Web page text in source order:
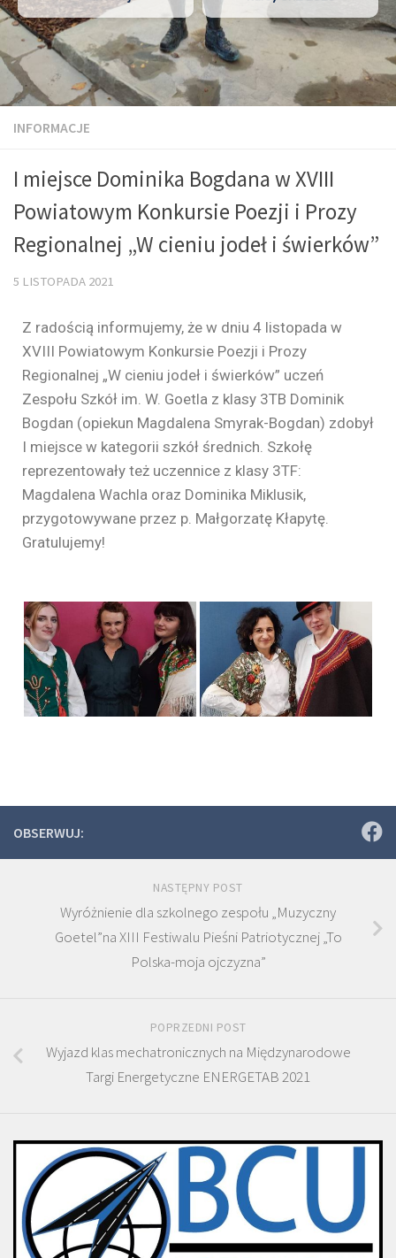
INFORMACJE
I miejsce Dominika Bogdana w XVIII
Powiatowym Konkursie Poezji i Prozy
Regionalnej „W cieniu jodeł i świerków”
5 LISTOPADA 2021
Z radością informujemy, że w dniu 4 listopada w
XVIII Powiatowym Konkursie Poezji i Prozy
Regionalnej „W cieniu jodeł i świerków” uczeń
Zespołu Szkół im. W. Goetla z klasy 3TB Dominik
Bogdan (opiekun Magdalena Smyrak-Bogdan) zdobył
I miejsce w kategorii szkół średnich. Szkołę
reprezentowały też uczennice z klasy 3TF:
Magdalena Wachla oraz Dominika Miklusik,
przygotowywane przez p. Małgorzatę Kłapytę.
Gratulujemy!
OBSERWUJ:
NASTĘPNY POST
Wyróżnienie dla szkolnego zespołu „Muzyczny
Goetel”na XIII Festiwalu Pieśni Patriotycznej „To
Polska-moja ojczyzna”
POPRZEDNI POST
Wyjazd klas mechatronicznych na Międzynarodowe
Targi Energetyczne ENERGETAB 2021